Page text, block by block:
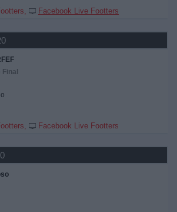
Facebook Live Footters
Facebook Live Footters